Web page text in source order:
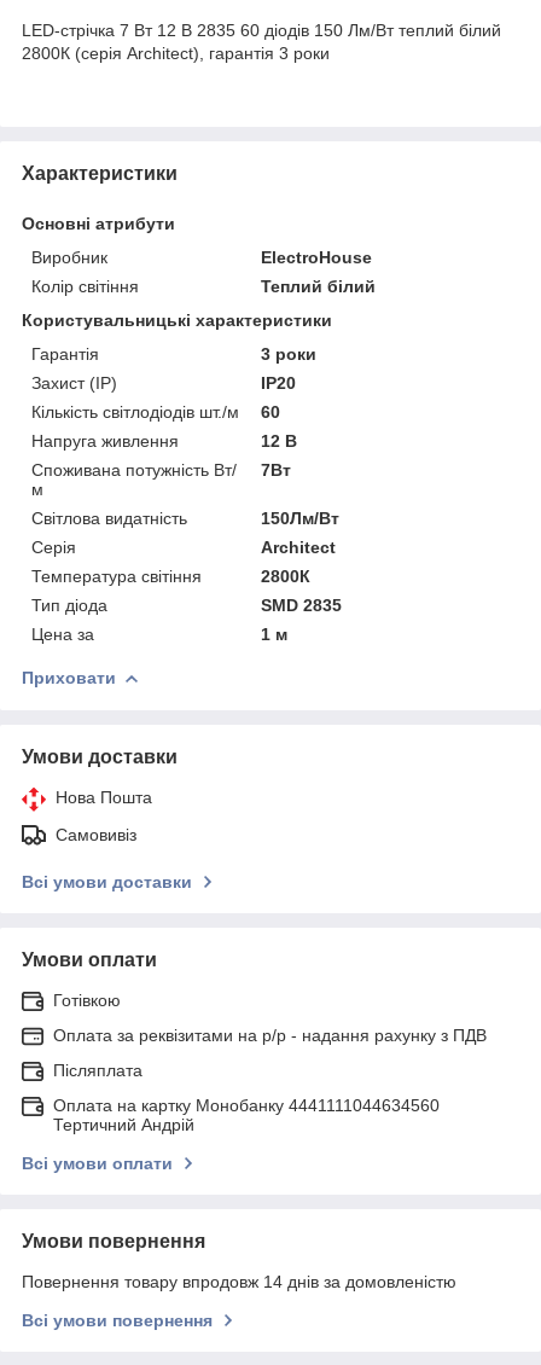
LED-стрічка 7 Вт 12 В 2835 60 діодів 150 Лм/Вт теплий білий
2800К (серія Architect), гарантія 3 роки
Характеристики
Основні атрибути
Виробник
ElectroHouse
Колір світіння
Теплий білий
Користувальницькі характеристики
Гарантія
3 роки
Захист (IP)
IP20
Кількість світлодіодів шт./м
60
Напруга живлення
12 В
Споживана потужність Вт/
м
7Вт
Світлова видатність
150Лм/Вт
Серія
Architect
Температура світіння
2800К
Тип діода
SMD 2835
Цена за
1 м
Приховати
Умови доставки
Нова Пошта
Самовивіз
Всі умови доставки
Умови оплати
Готівкою
Оплата за реквізитами на р/р - надання рахунку з ПДВ
Післяплата
Оплата на картку Монобанку 4441111044634560
Тертичний Андрій
Всі умови оплати
Умови повернення
Повернення товару впродовж 14 днів за домовленістю
Всі умови повернення